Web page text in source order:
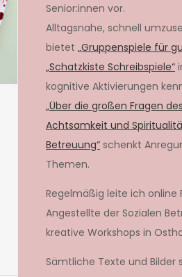
Senior:innen vor.
Alltagsnahe, schnell
bietet „Gruppenspiele für
„Schatzkiste Schreibspiele“
kognitive Aktivierungen
„Über die großen Fragen
Achtsamkeit und
Betreuung“ schenkt
Themen.
Regelmäßig leite ich online
Angestellte der Sozialen
kreative Workshops in
Sämtliche Texte und Bilder